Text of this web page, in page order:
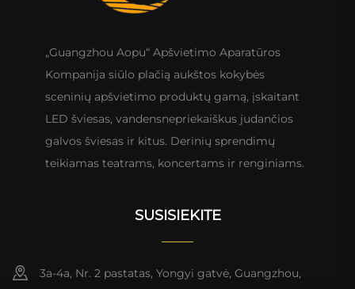
„Guangzhou Aopu“ Apšvietimo Aparatūros
Kompanija siūlo plačią aukštos kokybės
sceninių apšvietimo produktų gamą, įskaitant
LED šviesas, vandensnepriekaiškus judančios
galvos šviesas ir kitus. Derinių sprendimų
teikiamas teatrams, koncertams ir renginiams.
SUSISIEKITE
3a-4a, Nr. 2 pastatas, Yongyi gatvė, Guangzhou,